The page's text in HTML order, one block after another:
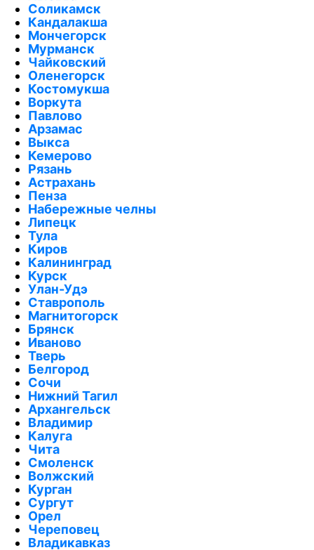
Соликамск
Кандалакша
Мончегорск
Мурманск
Чайковский
Оленегорск
Костомукша
Воркута
Павлово
Арзамас
Выкса
Кемерово
Рязань
Астрахань
Пенза
Набережные челны
Липецк
Тула
Киров
Калининград
Курск
Улан-Удэ
Ставрополь
Магнитогорск
Брянск
Иваново
Тверь
Белгород
Сочи
Нижний Тагил
Архангельск
Владимир
Калуга
Чита
Смоленск
Волжский
Курган
Сургут
Орел
Череповец
Владикавказ